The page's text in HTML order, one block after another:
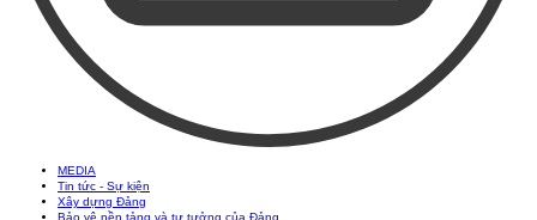
MEDIA
Tin tức - Sự kiện
Xây dựng Đảng